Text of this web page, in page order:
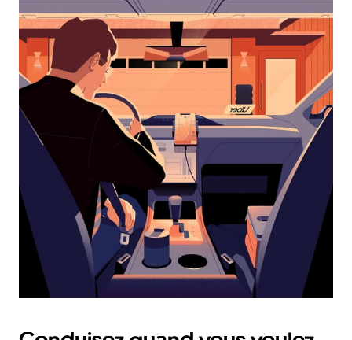
interagir
avec
calendrier
et
sélectionner
une
date.
Appuyez
d'échappement
pour
fermer
calendrier.